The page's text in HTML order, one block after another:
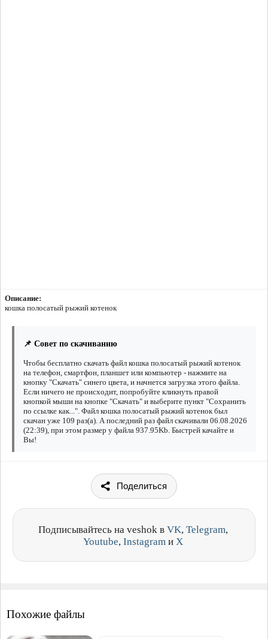
Описание:
кошка полосатый рыжий котенок
📌 Совет по скачиванию
Чтобы бесплатно скачать файл кошка полосатый рыжий котенок
на телефон, смартфон, планшет или компьютер - нажмите на
кнопку "Скачать" синего цвета, и начнется загрузка этого файла.
Если ничего не происходит, попробуйте кликнуть правой
кнопкой мыши на кнопке "Скачать" и выберите пункт "Сохранить
по ссылке как...". Файл кошка полосатый рыжий котенок был
скачан уже 109 раз(а). А последний раз файл скачивали 06.08.2026
(22:39), при этом размер у файла 937.95Kb. Быстрей качайте и
Вы!
Поделиться
Подписывайтесь на veshok в VK, Telegram,
Youtube, Instagram и X
Похожие файлы